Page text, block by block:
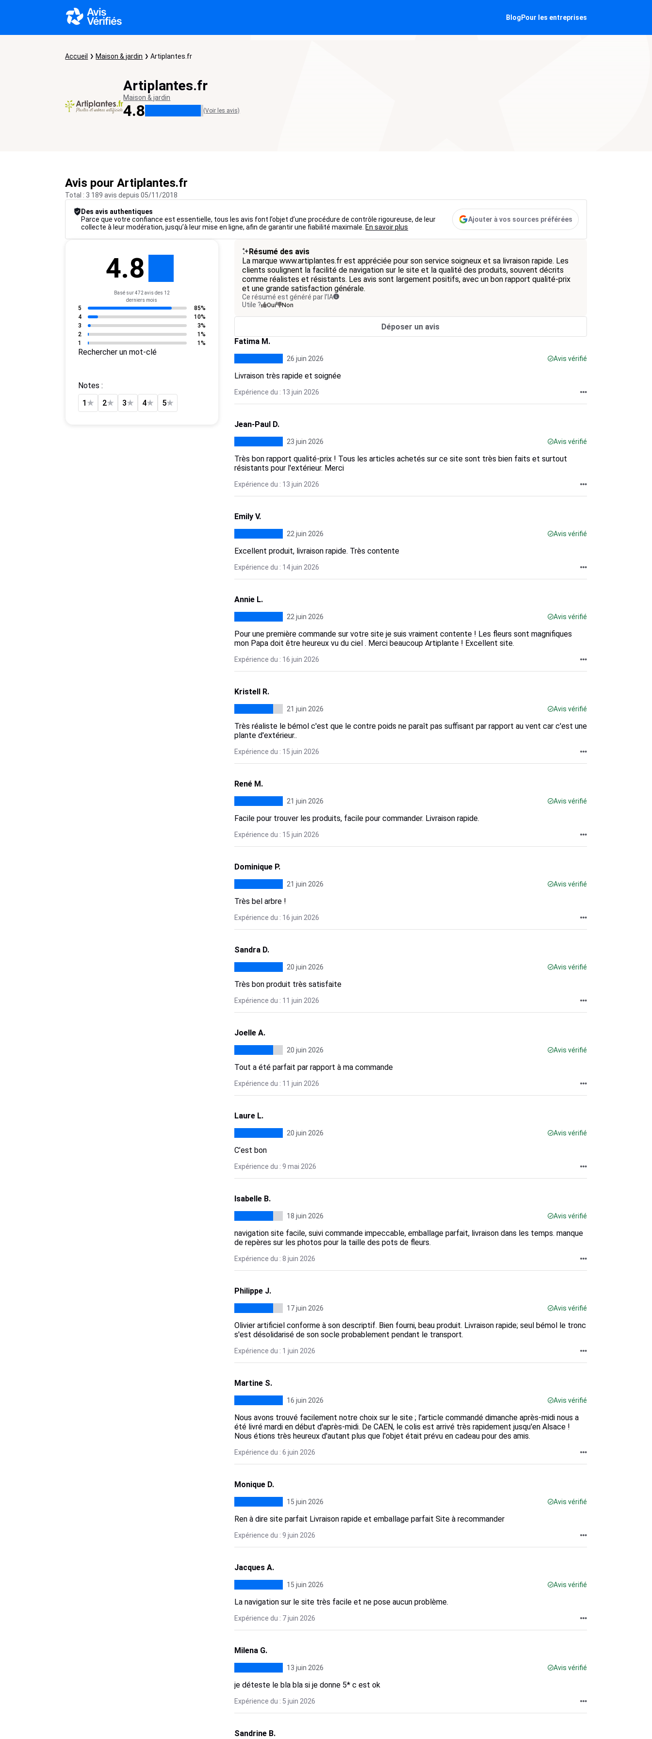
Blog Pour les entreprises
Accueil Maison & jardin Artiplantes.fr
Artiplantes.fr
Maison & jardin
4.8 (Voir les avis)
Avis pour Artiplantes.fr
Total : 3 189 avis depuis 05/11/2018
Des avis authentiques
Parce que votre confiance est essentielle, tous les avis font l’objet d’une procédure de contrôle rigoureuse, de leur
collecte à leur modération, jusqu’à leur mise en ligne, afin de garantir une fiabilité maximale. En savoir plus
Ajouter à vos sources préférées
4.8
Basé sur 472 avis des 12
derniers mois
5
85%
4
10%
3
3%
2
1%
1
1%
Rechercher un mot-clé
Notes :
1 ★ 2★ 3★ 4★ 5★
Résumé des avis
La marque www.artiplantes.fr est appréciée pour son service soigneux et sa livraison rapide. Les
clients soulignent la facilité de navigation sur le site et la qualité des produits, souvent décrits
comme réalistes et résistants. Les avis sont largement positifs, avec un bon rapport qualité-prix
et une grande satisfaction générale.
Ce résumé est généré par l’IA
Utile ?
Oui Non
Déposer un avis
Fatima M.
26 juin 2026 Avis vérifié
Livraison très rapide et soignée
Expérience du : 13 juin 2026
Jean-Paul D.
23 juin 2026 Avis vérifié
Très bon rapport qualité-prix ! Tous les articles achetés sur ce site sont très bien faits et surtout
résistants pour l'extérieur. Merci
Expérience du : 13 juin 2026
Emily V.
22 juin 2026 Avis vérifié
Excellent produit, livraison rapide. Très contente
Expérience du : 14 juin 2026
Annie L.
22 juin 2026 Avis vérifié
Pour une première commande sur votre site je suis vraiment contente ! Les fleurs sont magnifiques
mon Papa doit être heureux vu du ciel . Merci beaucoup Artiplante ! Excellent site.
Expérience du : 16 juin 2026
Kristell R.
21 juin 2026 Avis vérifié
Très réaliste le bémol c'est que le contre poids ne paraît pas suffisant par rapport au vent car c'est une
plante d'extérieur..
Expérience du : 15 juin 2026
René M.
21 juin 2026 Avis vérifié
Facile pour trouver les produits, facile pour commander. Livraison rapide.
Expérience du : 15 juin 2026
Dominique P.
21 juin 2026 Avis vérifié
Très bel arbre !
Expérience du : 16 juin 2026
Sandra D.
20 juin 2026 Avis vérifié
Très bon produit très satisfaite
Expérience du : 11 juin 2026
Joelle A.
20 juin 2026 Avis vérifié
Tout a été parfait par rapport à ma commande
Expérience du : 11 juin 2026
Laure L.
20 juin 2026 Avis vérifié
C’est bon
Expérience du : 9 mai 2026
Isabelle B.
18 juin 2026 Avis vérifié
navigation site facile, suivi commande impeccable, emballage parfait, livraison dans les temps. manque
de repères sur les photos pour la taille des pots de fleurs.
Expérience du : 8 juin 2026
Philippe J.
17 juin 2026 Avis vérifié
Olivier artificiel conforme à son descriptif. Bien fourni, beau produit. Livraison rapide; seul bémol le tronc
s'est désolidarisé de son socle probablement pendant le transport.
Expérience du : 1 juin 2026
Martine S.
16 juin 2026 Avis vérifié
Nous avons trouvé facilement notre choix sur le site ; l'article commandé dimanche après-midi nous a
été livré mardi en début d'après-midi. De CAEN, le colis est arrivé très rapidement jusqu'en Alsace !
Nous étions très heureux d'autant plus que l'objet était prévu en cadeau pour des amis.
Expérience du : 6 juin 2026
Monique D.
15 juin 2026 Avis vérifié
Ren à dire site parfait Livraison rapide et emballage parfait Site à recommander
Expérience du : 9 juin 2026
Jacques A.
15 juin 2026 Avis vérifié
La navigation sur le site très facile et ne pose aucun problème.
Expérience du : 7 juin 2026
Milena G.
13 juin 2026 Avis vérifié
je déteste le bla bla si je donne 5* c est ok
Expérience du : 5 juin 2026
Sandrine B.